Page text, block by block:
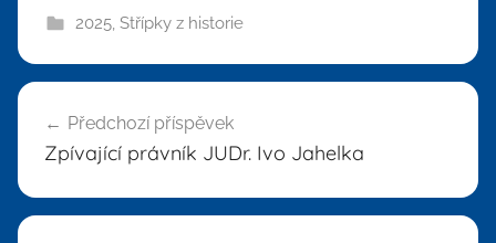
2025, Střípky z historie
Navigace
pro
příspěvek
Předchozí příspěvek
Zpívající právník JUDr. Ivo Jahelka